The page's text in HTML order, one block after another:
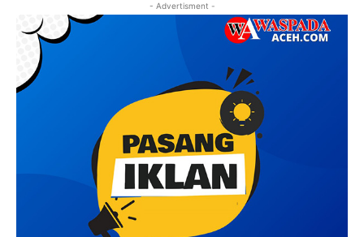
- Advertisment -